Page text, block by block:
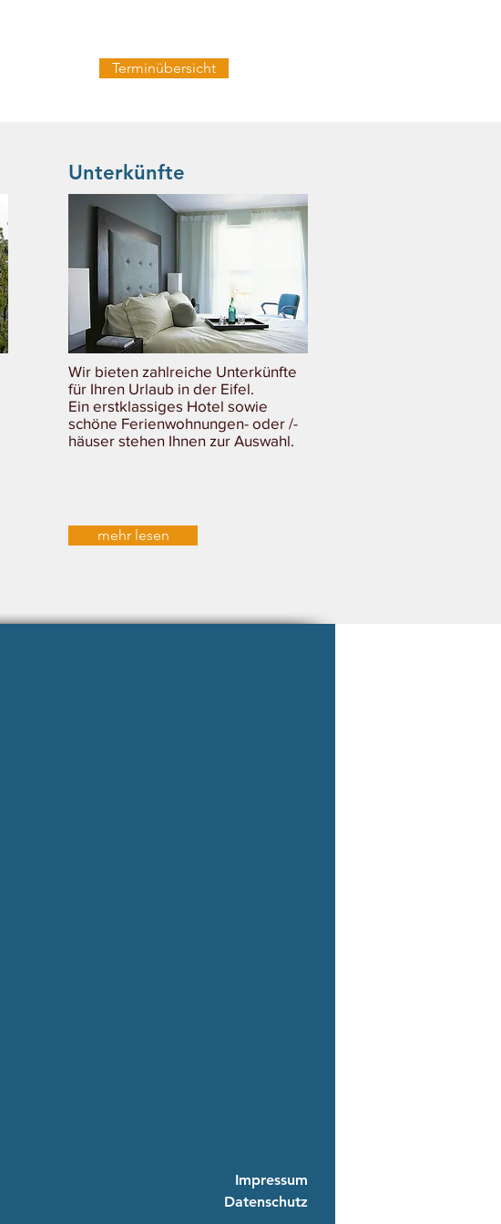
Terminübersicht
Unterkünfte
Wir bieten zahlreiche Unterkünfte
für Ihren Urlaub in der Eifel.
Ein erstklassiges Hotel sowie
schöne Ferienwohnungen- oder /-
häuser stehen Ihnen zur Auswahl.
mehr lesen
Impressum
Datenschutz